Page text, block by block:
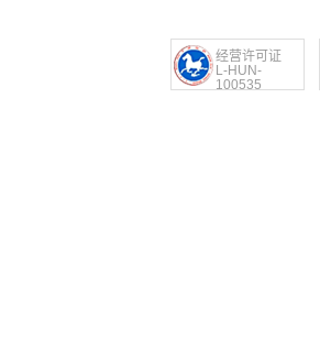
经营许可证
L-HUN-
100535